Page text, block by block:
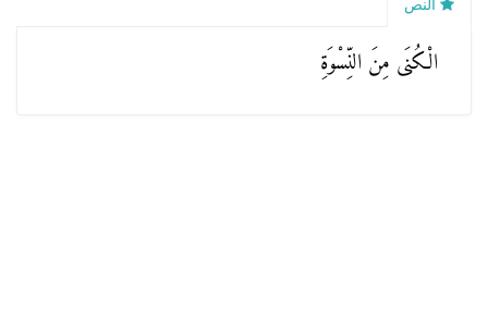
النص
الْكُنَى مِنَ النِّسْوَةِ